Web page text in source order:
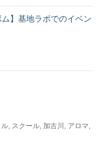
ム】基地ラボでのイベン
スクール 加古川 アロマ